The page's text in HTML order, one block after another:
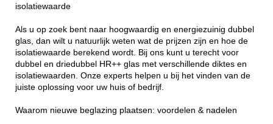
isolatiewaarde
Als u op zoek bent naar hoogwaardig en energiezuinig dubbel
glas, dan wilt u natuurlijk weten wat de prijzen zijn en hoe de
isolatiewaarde berekend wordt. Bij ons kunt u terecht voor
dubbel en driedubbel HR++ glas met verschillende diktes en
isolatiewaarden. Onze experts helpen u bij het vinden van de
juiste oplossing voor uw huis of bedrijf.
Waarom nieuwe beglazing plaatsen: voordelen & nadelen